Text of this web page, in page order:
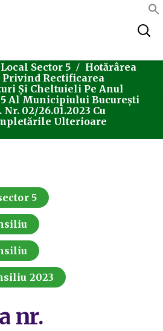
Sector 5
Hotărârea
Privind Rectificarea
Și Cheltuieli Pe Anul
Al Municipiului București
02/26.01.2023 Cu
Ulterioare
5
2023
nr.